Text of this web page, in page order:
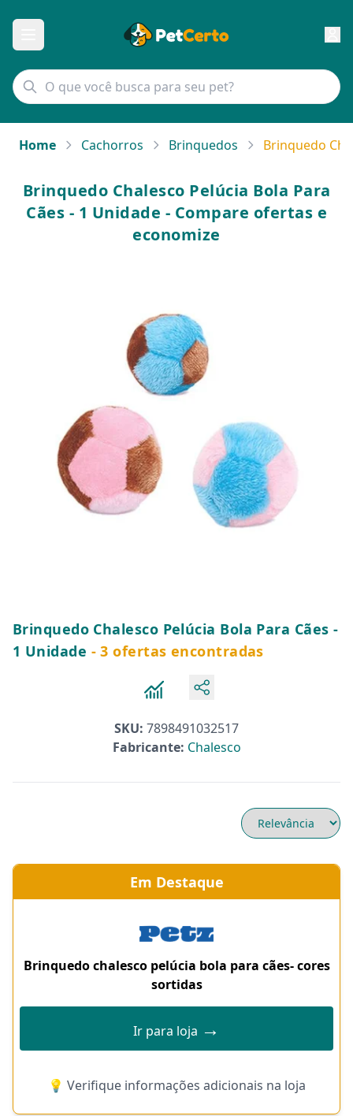
Home Cachorros Brinquedos Brinquedo
Brinquedo Chalesco Pelúcia Bola Para
Cães - 1 Unidade - Compare ofertas e
economize
Brinquedo Chalesco Pelúcia Bola Para Cães -
1 Unidade - 3 ofertas encontradas
SKU: 7898491032517
Fabricante: Chalesco
Em Destaque
Brinquedo chalesco pelúcia bola para cães- cores
sortidas
Ir para loja →
💡 Verifique informações adicionais na loja